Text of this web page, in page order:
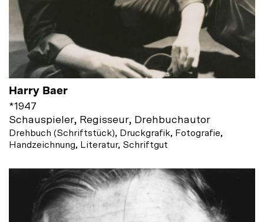
Harry Baer
*1947
Schauspieler, Regisseur, Drehbuchautor
Drehbuch (Schriftstück), Druckgrafik, Fotografie,
Handzeichnung, Literatur, Schriftgut